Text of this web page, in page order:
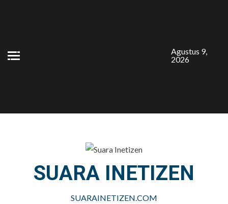
Agustus 9,
2026
SUARA INETIZEN
SUARAINETIZEN.COM